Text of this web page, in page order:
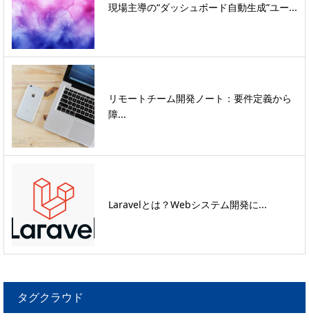
現場主導の“ダッシュボード自動生成”ユー...
リモートチーム開発ノート：要件定義から
障...
Laravelとは？Webシステム開発に...
タグクラウド